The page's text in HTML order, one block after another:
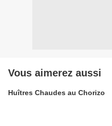
Vous aimerez aussi
Huîtres Chaudes au Chorizo